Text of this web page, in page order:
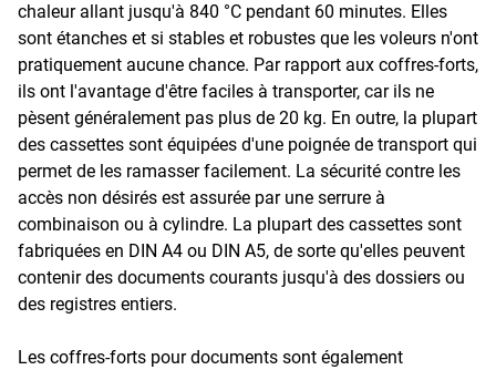
chaleur allant jusqu'à 840 °C pendant 60 minutes. Elles
sont étanches et si stables et robustes que les voleurs n'ont
pratiquement aucune chance. Par rapport aux coffres-forts,
ils ont l'avantage d'être faciles à transporter, car ils ne
pèsent généralement pas plus de 20 kg. En outre, la plupart
des cassettes sont équipées d'une poignée de transport qui
permet de les ramasser facilement. La sécurité contre les
accès non désirés est assurée par une serrure à
combinaison ou à cylindre. La plupart des cassettes sont
fabriquées en DIN A4 ou DIN A5, de sorte qu'elles peuvent
contenir des documents courants jusqu'à des dossiers ou
des registres entiers.
Les coffres-forts pour documents sont également